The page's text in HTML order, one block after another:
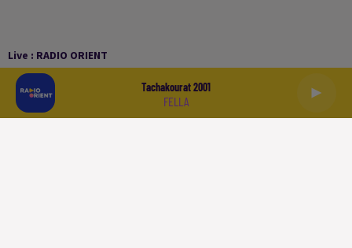
Live : RADIO ORIENT
Tachakourat 2001
FELLA